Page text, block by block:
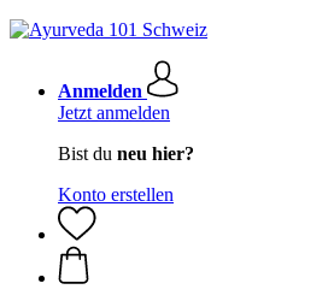
Anmelden
Jetzt anmelden
Bist du neu hier?
Konto erstellen